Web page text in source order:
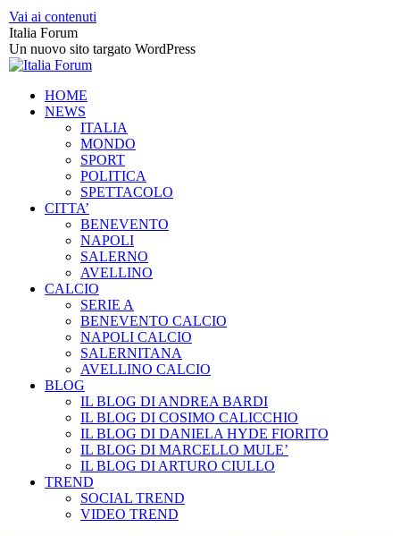
Vai ai contenuti
Italia Forum
Un nuovo sito targato WordPress
HOME
NEWS
ITALIA
MONDO
SPORT
POLITICA
SPETTACOLO
CITTA’
BENEVENTO
NAPOLI
SALERNO
AVELLINO
CALCIO
SERIE A
BENEVENTO CALCIO
NAPOLI CALCIO
SALERNITANA
AVELLINO CALCIO
BLOG
IL BLOG DI ANDREA BARDI
IL BLOG DI COSIMO CALICCHIO
IL BLOG DI DANIELA HYDE FIORITO
IL BLOG DI MARCELLO MULE’
IL BLOG DI ARTURO CIULLO
TREND
SOCIAL TREND
VIDEO TREND